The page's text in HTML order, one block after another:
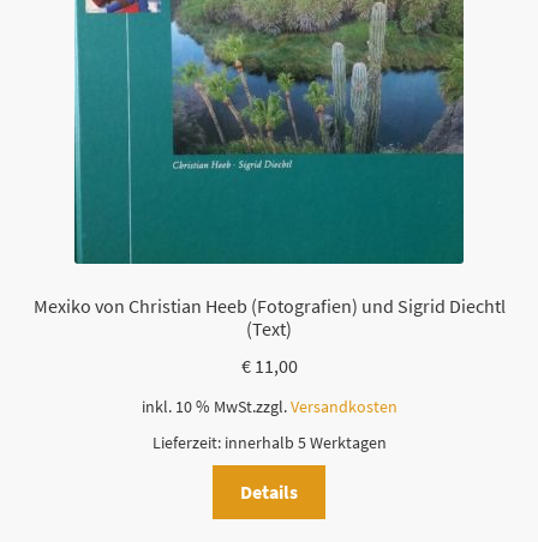
Mexiko von Christian Heeb (Fotografien) und Sigrid Diechtl
(Text)
€11,00
inkl. 10 % MwSt.zzgl.Versandkosten
Lieferzeit: innerhalb 5 Werktagen
Details